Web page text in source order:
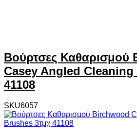
Βούρτσες Καθαρισμού
Casey Angled Cleaning
41108
SKU6057